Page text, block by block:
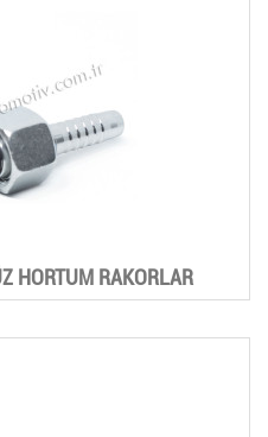
HORTUM RAKORLAR